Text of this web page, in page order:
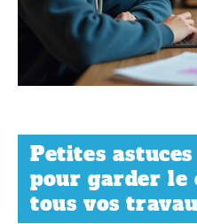
Petites
pour garder le
tous vos